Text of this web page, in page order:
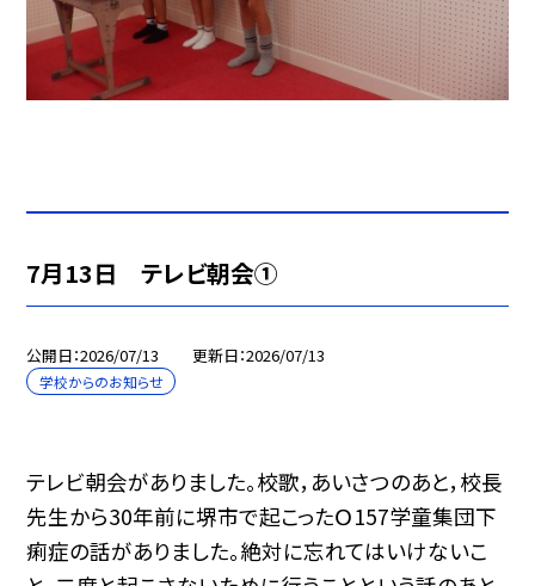
7月13日 テレビ朝会①
公開日 2026/07/13 更新日 2026/07/13
学校からのお知らせ
テレビ朝会がありました。校歌，あいさつのあと，校長
先生から30年前に堺市で起こったＯ157学童集団下
痢症の話がありました。絶対に忘れてはいけないこ